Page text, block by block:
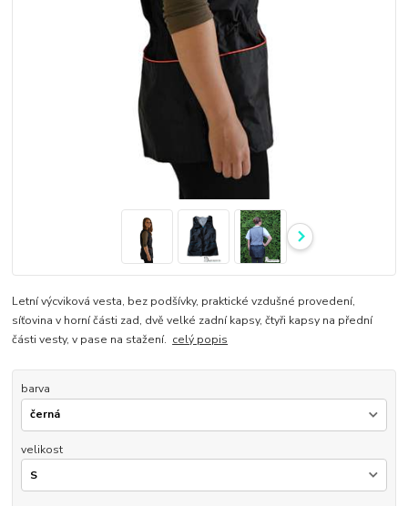
Letní výcviková vesta, bez podšívky, praktické vzdušné provedení,
síťovina v horní části zad, dvě velké zadní kapsy, čtyři kapsy na přední
části vesty, v pase na stažení. celý popis
barva
velikost